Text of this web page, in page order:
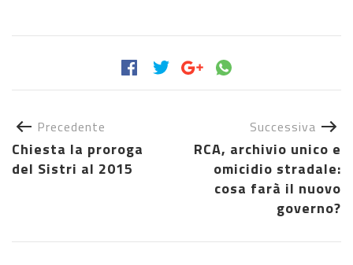
Precedente
Chiesta la proroga
del Sistri al 2015
Successiva
RCA, archivio unico e
omicidio stradale:
cosa farà il nuovo
governo?